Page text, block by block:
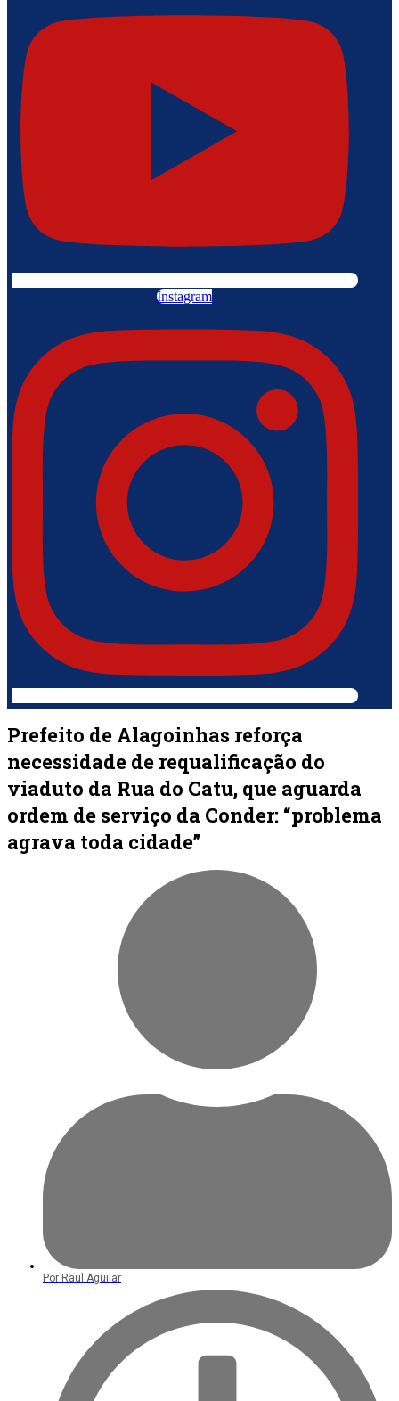
Instagram
Prefeito de Alagoinhas reforça
necessidade de requalificação do
viaduto da Rua do Catu, que aguarda
ordem de serviço da Conder: “problema
agrava toda cidade”
Por Raul Aguilar